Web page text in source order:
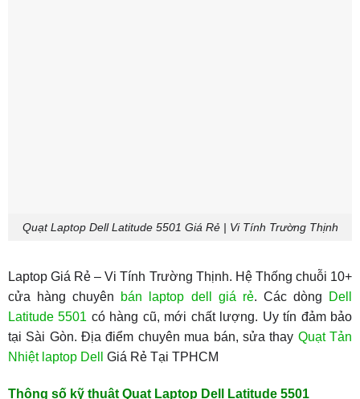
Quạt Laptop Dell Latitude 5501 Giá Rẻ | Vi Tính Trường Thịnh
Laptop Giá Rẻ – Vi Tính Trường Thịnh. Hệ Thống chuỗi 10+
cửa hàng chuyên
bán laptop dell giá rẻ. Các dòng
Dell
Latitude 5501 có hàng cũ, mới chất lượng. Uy tín đảm bảo
tại Sài Gòn. Địa điểm chuyên mua bán, sửa thay Quạt Tản
Nhiệt laptop Dell
Giá Rẻ Tại TPHCM
Thông số kỹ thuật Quạt Laptop Dell Latitude 5501